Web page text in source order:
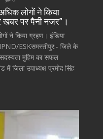
लोगों ने किया
खबर पर पैनी नजर”।
ने किया ग्रहण। इंडिया
ESKसमस्तीपुर:- जिले के
मुहिम का सफल
उपाध्यक्ष प्रमोद सिंह